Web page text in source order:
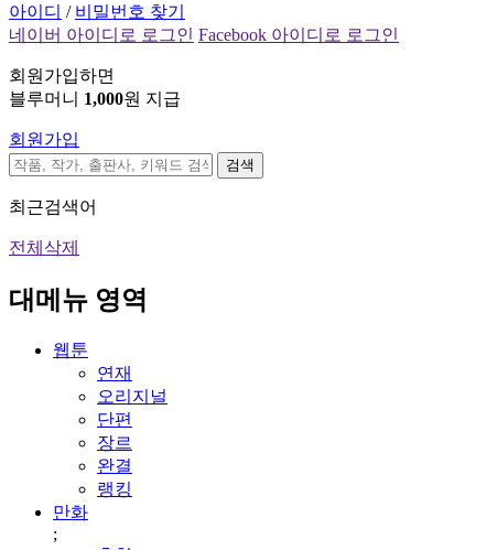
아이디 / 비밀번호 찾기
네이버 아이디로 로그인 Facebook 아이디로 로그인
회원가입하면
블루머니 1,000원 지급
회원가입
검색
최근검색어
전체삭제
대메뉴 영역
웹툰
연재
오리지널
단편
장르
완결
랭킹
만화
;